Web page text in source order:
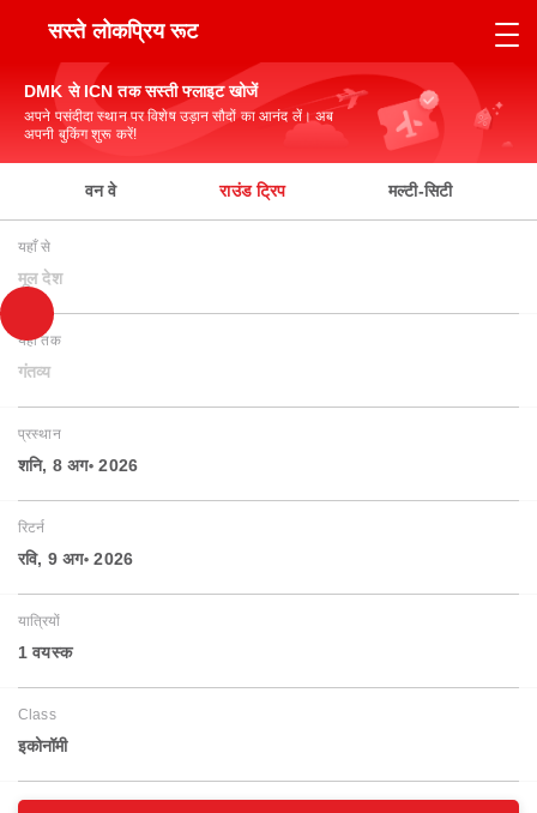
सस्ते लोकप्रिय रूट
DMK से ICN तक सस्ती फ्लाइट खोजें
अपने पसंदीदा स्थान पर विशेष उड़ान सौदों का आनंद लें। अब
अपनी बुकिंग शुरू करें!
वन वे राउंड ट्रिप मल्टी-सिटी
यहाँ से
मूल देश
यहाँ तक
गंतव्य
प्रस्थान
शनि, 8 अग॰ 2026
रिटर्न
रवि, 9 अग॰ 2026
यात्रियों
1 वयस्‍क
Class
इकोनॉमी